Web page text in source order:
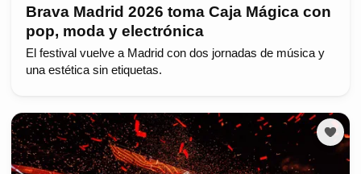
Brava Madrid 2026 toma Caja Mágica con
pop, moda y electrónica
El festival vuelve a Madrid con dos jornadas de música y
una estética sin etiquetas.